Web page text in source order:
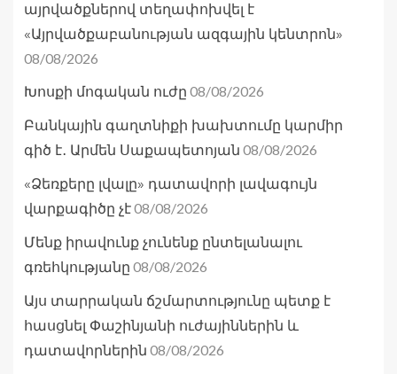
այրվածքներով տեղափոխվել է
«Այրվածքաբանության ազգային կենտրոն»
08/08/2026
Խոսքի մոգական ուժը 08/08/2026
Բանկային գաղտնիքի խախտումը կարմիր
գիծ է․ Արմեն Սաքապետոյան 08/08/2026
«Ձեռքերը լվալը» դատավորի լավագույն
վարքագիծը չէ08/08/2026
Մենք իրավունք չունենք ընտելանալու
գռեհկությանը 08/08/2026
Այս տարրական ճշմարտությունը պետք է
հասցնել Փաշինյանի ուժայիններին և
դատավորներին 08/08/2026